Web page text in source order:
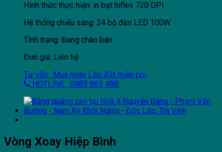
Hình thức thực hiện: in bạt hiflex 720 DPI
Hệ thống chiếu sáng: 24 bộ đèn LED 100W
Tình trạng: Đang chào bán
Đơn giá: Liên hệ
Tư vấn, Mua ngay Lắp đặt miễn phí
HOTLINE: 0983 863 488
Vòng Xoay Hiệp Bình